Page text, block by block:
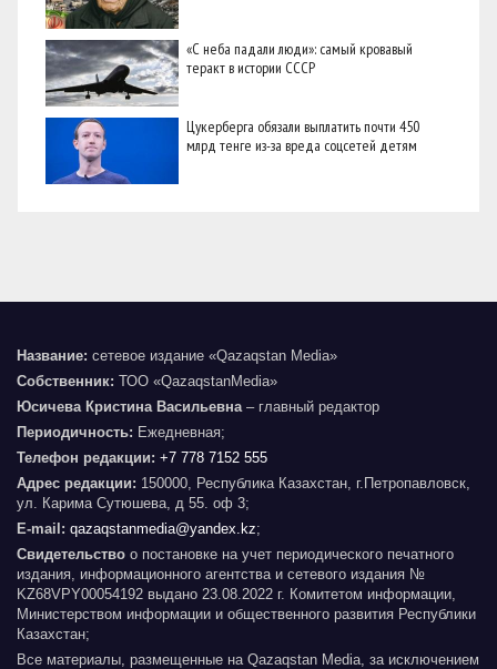
«С неба падали люди»: самый кровавый
теракт в истории СССР
Цукерберга обязали выплатить почти 450
млрд тенге из-за вреда соцсетей детям
Название: сетевое издание «Qazaqstan Media»
Собственник: ТОО «QazaqstanMedia»
Юсичева Кристина Васильевна – главный редактор
Периодичность: Ежедневная;
Телефон редакции: +7 778 7152 555
Адрес редакции: 150000, Республика Казахстан, г.Петропавловск,
ул. Карима Сутюшева, д 55. оф 3;
E-mail: qazaqstanmedia@yandex.kz;
Свидетельство о постановке на учет периодического печатного
издания, информационного агентства и сетевого издания №
KZ68VPY00054192 выдано 23.08.2022 г. Комитетом информации,
Министерством информации и общественного развития Республики
Казахстан;
Все материалы, размещенные на Qazaqstan Media, за исключением